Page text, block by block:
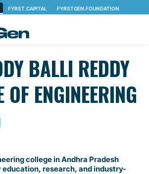
BALLI REDDY
OF ENGINEERING
college in Andhra Pradesh
research, and industry-